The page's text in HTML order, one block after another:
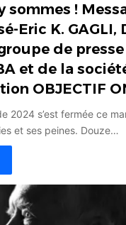
sommes !
Eric K. GAGLI,
de presse
et de la
OBJECTIF
2024 s’est fermée ce
et ses peines. Douze…